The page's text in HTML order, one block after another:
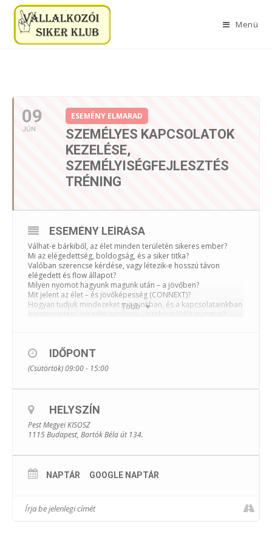
Menü
09
JÚN
ESEMÉNY ELMARAD
SZEMÉLYES KAPCSOLATOK
KEZELÉSE,
SZEMÉLYISÉGFEJLESZTÉS
TRÉNING
Több
ESEMÉNY LEÍRÁSA
Válhat-e bárkiből, az élet minden területén sikeres ember?
Mi az elégedettség, boldogság, és a siker titka?
Valóban szerencse kérdése, vagy létezik-e hosszú távon
elégedett és flow állapot?
Milyen nyomot hagyunk magunk után – a jövőben?
Mit jelent az élet – és jövőképesség (CONNEXT)?
Hogyan tudjuk mindezeket magunkban, és a kapcsolatainkban
Regisztrációs határidő: 2022.06.03.
A tréning kedvezményes díja 15.000 Ft
REGISZTRÁCIÓ
IDŐPONT
(Csütörtök) 09:00 - 15:00
HELYSZÍN
Pest Megyei KISOSZ
1115 Budapest, Bartók Béla út 134.
NAPTÁR GOOGLE NAPTÁR